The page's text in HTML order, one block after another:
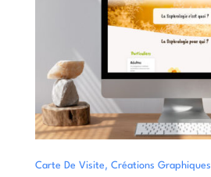
Carte De Visite, Créations Graphiques